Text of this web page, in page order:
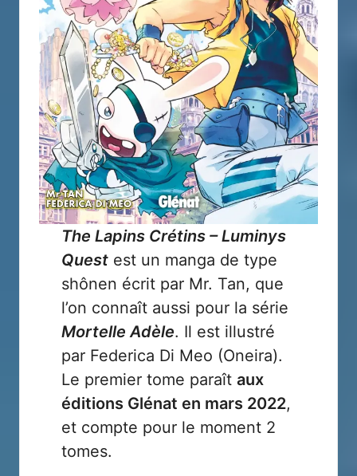
The Lapins Crétins – Luminys
Quest est un manga de type
shônen écrit par Mr. Tan, que
l’on connaît aussi pour la série
Mortelle Adèle. Il est illustré
par Federica Di Meo (Oneira).
Le premier tome paraît aux
éditions Glénat en mars 2022,
et compte pour le moment 2
tomes.